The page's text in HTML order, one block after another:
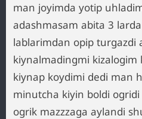
man joyimda yotip
adashmasam abita 3
lablarimdan opip turgazdi
kiynalmadingmi kizalogim
kiynap koydimi dedi man
minutcha kiyin boldi
ogrik mazzzaga aylandi